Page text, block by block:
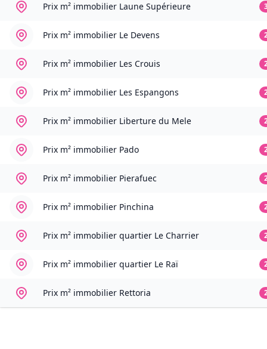
Prix m² immobilier Laune Supérieure
Prix m² immobilier Le Devens
Prix m² immobilier Les Crouis
Prix m² immobilier Les Espangons
Prix m² immobilier Liberture du Mele
Prix m² immobilier Pado
Prix m² immobilier Pierafuec
Prix m² immobilier Pinchina
Prix m² immobilier quartier Le Charrier
Prix m² immobilier quartier Le Raï
Prix m² immobilier Rettoria